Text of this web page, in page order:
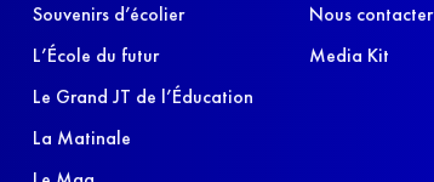
Souvenirs d’écolier
L’École du futur
Le Grand JT de l’Éducation
La Matinale
Nous contacter
Media Kit